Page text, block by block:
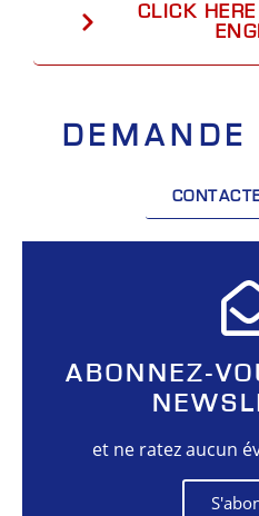
CLICK
ABONNEZ-
et ne ratez aucun